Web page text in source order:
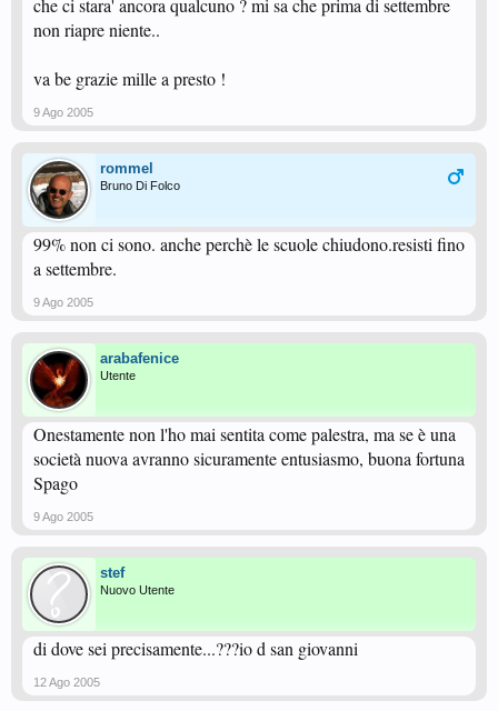
che ci stara' ancora qualcuno ? mi sa che prima di settembre
non riapre niente..
va be grazie mille a presto !
9 Ago 2005
rommel
Bruno Di Folco
99% non ci sono. anche perchè le scuole chiudono.resisti fino
a settembre.
9 Ago 2005
arabafenice
Utente
Onestamente non l'ho mai sentita come palestra, ma se è una
società nuova avranno sicuramente entusiasmo, buona fortuna
Spago
9 Ago 2005
stef
Nuovo Utente
di dove sei precisamente...???io d san giovanni
12 Ago 2005